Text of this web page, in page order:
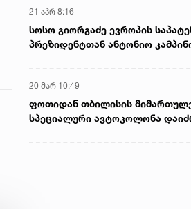
21 აპრ 8:16
სოსო გიორგაძე ევროპის
პრეზიდენტთან ანტონიო
20 მარ 10:49
ფოთიდან თბილისის
სპეციალური ავტოკოლონა